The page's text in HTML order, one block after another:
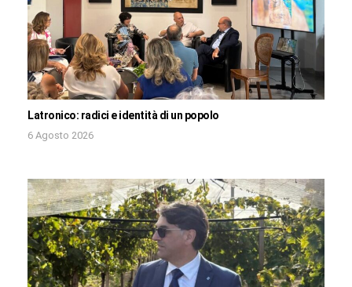
Latronico: radici e identità di un popolo
6 Agosto 2026